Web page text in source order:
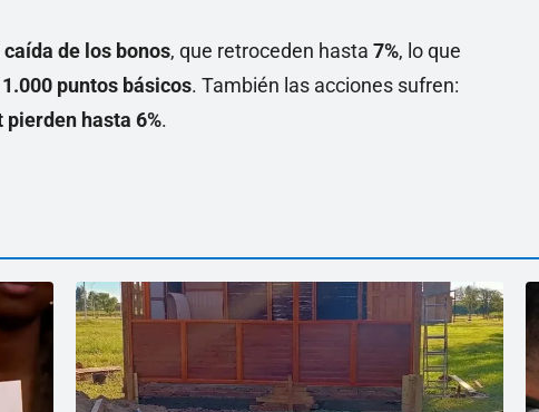
caída de los bonos, que retroceden hasta 7%, lo que
puntos básicos. También las acciones sufren:
pierden hasta 6%.